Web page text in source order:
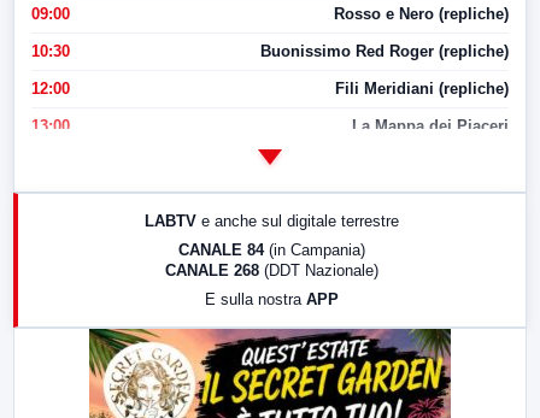
09:00 Rosso e Nero (repliche)
10:30 Buonissimo Red Roger (repliche)
12:00 Fili Meridiani (repliche)
13:00 La Mappa dei Piaceri
LabNews (replica)
LABTV e anche sul digitale terrestre
CANALE 84 (in Campania)
CANALE 268 (DDT Nazionale)
E sulla nostra APP